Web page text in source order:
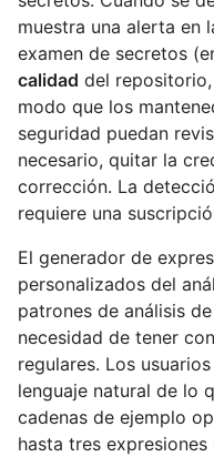
muestra una alerta en
examen de secretos
calidad del
modo que los
seguridad puedan
necesario, quitar la
corrección. La
requiere una
El generador de
personalizados del
patrones de análisis
necesidad de tener
regulares. Los
lenguaje natural de lo
cadenas de ejemplo
hasta tres